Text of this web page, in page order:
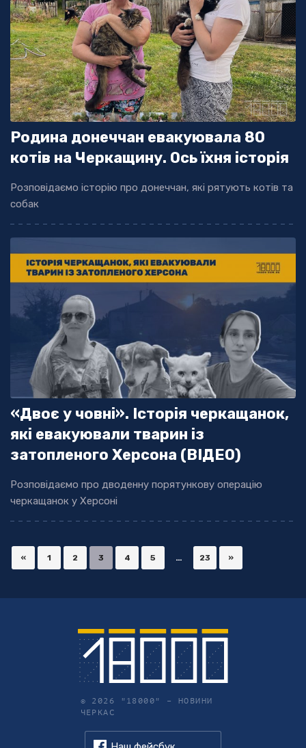
Родина донеччан евакуювала 80
котів на Черкащину. Ось їхня історія
Розповідаємо історію про донеччан, які рятують котів та
собак
«Двоє у човні». Історія черкащанок,
які евакуювали тварин із
затопленого Херсона (ВІДЕО)
Розповідаємо про дводенну порятункову операцію
черкащанок у Херсоні
« 1 2 3 4 5 … 23 »
© 2026 "18000" – НОВИНИ
ЧЕРКАС